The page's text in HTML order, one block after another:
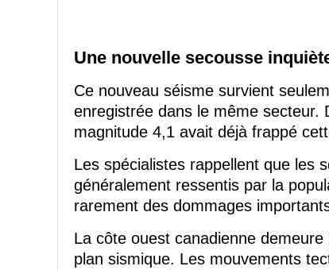
Une nouvelle secousse
Ce nouveau séisme survient
enregistrée dans le même
magnitude 4,1 avait déjà frappé
Les spécialistes rappellent que les
généralement ressentis par la
rarement des dommages
La côte ouest canadienne
plan sismique. Les mouvements